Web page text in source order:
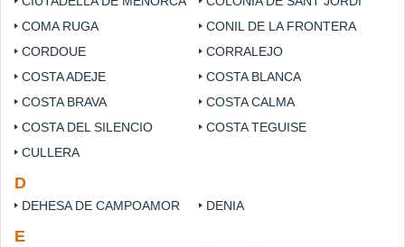
COMA RUGA
CONIL DE LA FRONTERA
CORDOUE
CORRALEJO
COSTA ADEJE
COSTA BLANCA
COSTA BRAVA
COSTA CALMA
COSTA DEL SILENCIO
COSTA TEGUISE
CULLERA
D
DEHESA DE CAMPOAMOR DENIA
E